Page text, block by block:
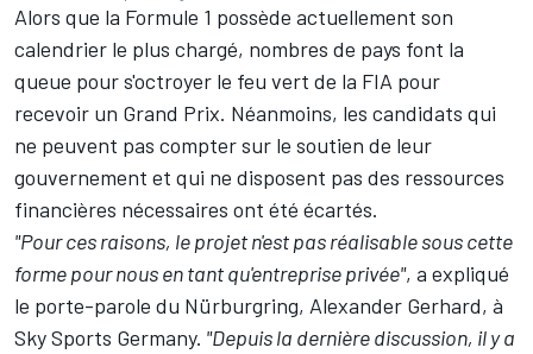
Alors que la Formule 1 possède actuellement son
calendrier le plus chargé, nombres de pays font la
queue pour s'octroyer le feu vert de la FIA pour
recevoir un Grand Prix. Néanmoins, les candidats qui
ne peuvent pas compter sur le soutien de leur
gouvernement et qui ne disposent pas des ressources
financières nécessaires ont été écartés.
"Pour ces raisons, le projet n'est pas réalisable sous cette
forme pour nous en tant qu'entreprise privée", a expliqué
le porte-parole du Nürburgring, Alexander Gerhard, à
Sky Sports Germany. "Depuis la dernière discussion, il y a